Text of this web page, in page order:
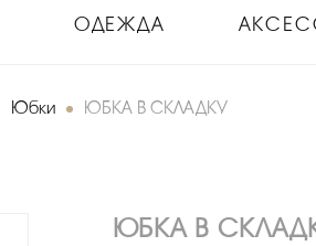
ОДЕЖДА
Юбки ЮБКА В СКЛАДКУ
ЮБКА В